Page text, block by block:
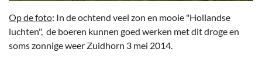
Op de foto: In de ochtend veel zon en mooie "Hollandse
luchten", de boeren kunnen goed werken met dit droge en
soms zonnige weer Zuidhorn 3 mei 2014.